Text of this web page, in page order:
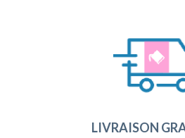
LIVRAISON